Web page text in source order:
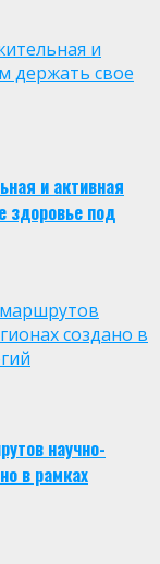
и
держать свое
и активная
здоровье под
создано в
научно-
в рамках